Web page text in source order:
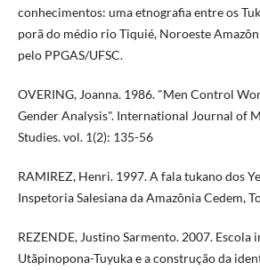
conhecimentos: uma etnografia entre os
porã do médio rio Tiquié, Noroeste
pelo PPGAS/UFSC.
OVERING, Joanna. 1986. "Men Control
Gender Analysis". International Journal of
Studies. vol. 1(2): 135-56
RAMIREZ, Henri. 1997. A fala tukano dos
Inspetoria Salesiana da Amazônia Cedem,
REZENDE, Justino Sarmento. 2007. Escola
Utãpinopona-Tuyuka e a construção da